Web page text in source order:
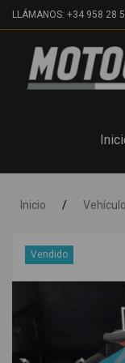
LLÁMANOS: +34 958 28
Inicio /
Vendido